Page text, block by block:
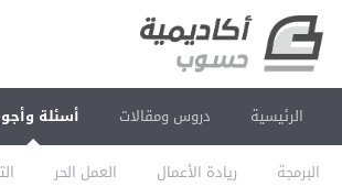
الرئيسية دروس ومقالات أسئلة
البرمجة ريادة الأعمال العمل الحر